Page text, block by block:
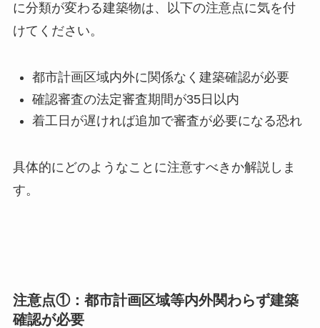
に分類が変わる建築物は、以下の注意点に気を付
けてください。
都市計画区域内外に関係なく建築確認が必要
確認審査の法定審査期間が35日以内
着工日が遅ければ追加で審査が必要になる恐れ
具体的にどのようなことに注意すべきか解説しま
す。
注意点①：都市計画区域等内外関わらず建築
確認が必要